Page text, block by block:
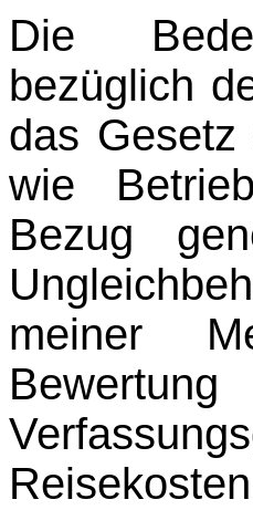
Die
bezüglich
das Gesetz
wie
Bezug
meiner